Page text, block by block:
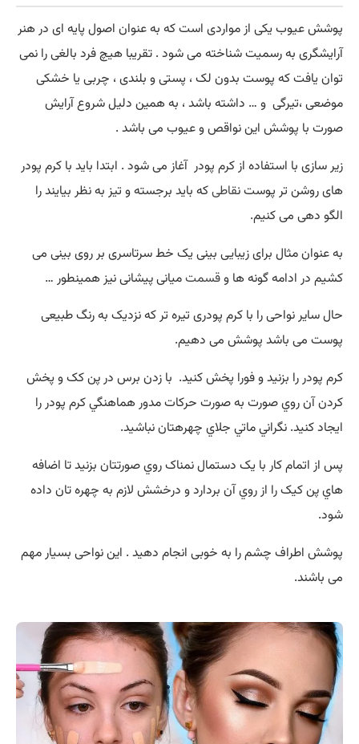
پوشش عیوب یکی از مواردی است که به عنوان اصول پایه ای در هنر
آرایشگری به رسمیت شناخته می شود . تقریبا هیچ فرد بالغی را نمی
توان یافت که پوست بدون لک ، پستی و بلندی ، چربی یا خشکی
موضعی ،تیرگی و … داشته باشد ، به همین دلیل شروع آرایش
صورت با پوشش این نواقص و عیوب می باشد .
زیر سازی با استفاده از کرم پودر آغاز می شود . ابتدا باید با کرم پودر
های روشن تر پوست نقاطیکه باید برجسته و تیز به نظر بیایند را
الگو دهی می کنیم.
به عنوان مثال برای زیبایی بینی یک خط سرتاسری بر روی بینی می
کشیم در ادامه گونه ها وقسمتمیانی پیشانی نیز همینطور …
حال سایر نواحی را با کرم پودری تیره تر که نزدیک به رنگ طبیعی
پوست می باشد پوشش می دهیم.
کرم پودر را بزنيد و فورا پخش کنيد. با زدن برس در پن کک و پخش
کردن آن روي صورت به صورت حرکات مدور هماهنگي کرم پودر را
ايجاد کنيد. نگراني ماتي جلاي چهرهتان نباشيد.
پس از اتمام کار با يک دستمال نمناک روي صورتتان بزنيد تا اضافه
هاي پن کيک را از روي آن بردارد و درخشش لازم به چهره تان داده
شود.
پوشش اطراف چشم را به خوبی انجام دهید . این نواحی بسیار مهم
می باشند.